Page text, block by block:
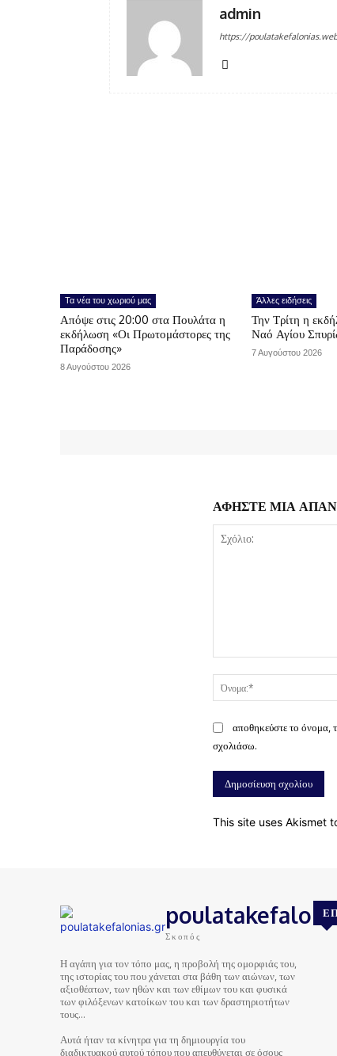
admin
https://
Τα νέα του χωριού μας
Απόψε στις 20:00 στα Πουλάτα η
εκδήλωση «Οι Πρωτομάστορες της
Παράδοσης»
8 Αυγούστου 2026
Άλλες ειδήσεις
Την Τρίτη η
Ναό Αγίου
7 Αυγούστου 2026
ΑΦΗΣΤΕ ΜΙΑ
αποθηκεύστε το όνομα,
σχολιάσω.
This site uses Akismet
Σκοπός
Η αγάπη για τον τόπο μας, η προβολή της ομορφιάς του,
της ιστορίας του που χάνεται στα βάθη των αιώνων, των
αξιοθέατων, των ηθών και των εθίμων του και φυσικά
των φιλόξενων κατοίκων του και των δραστηριοτήτων
τους…
Αυτά ήταν τα κίνητρα για τη δημιουργία του
διαδικτυακού αυτού τόπου που απευθύνεται σε όσους